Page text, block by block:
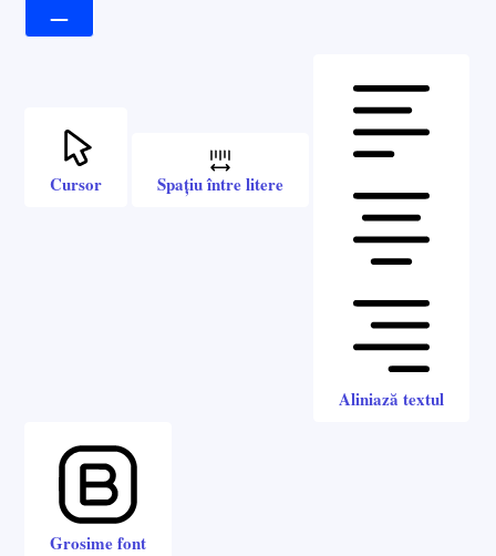
Cursor Spațiu între litere
Aliniază textul
Grosime font